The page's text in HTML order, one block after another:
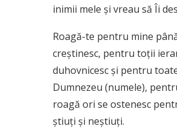
inimii mele şi vreau să Îi
Roagă-te pentru mine
creştinesc, pentru toţii
duhovnicesc şi pentru
Dumnezeu (numele),
roagă ori se ostenesc
ştiuţi şi neştiuţi.